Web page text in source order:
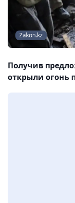
Zakon.kz
Получив
открыли огонь